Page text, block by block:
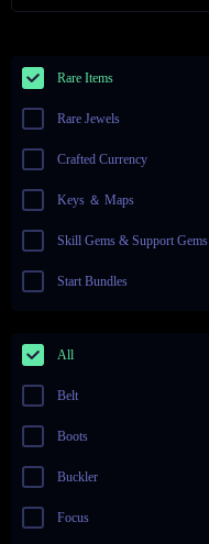
Rare Items
Rare Jewels
Crafted Currency
Keys ＆ Maps
Skill Gems & Support Gems
Start Bundles
All
Belt
Boots
Buckler
Focus